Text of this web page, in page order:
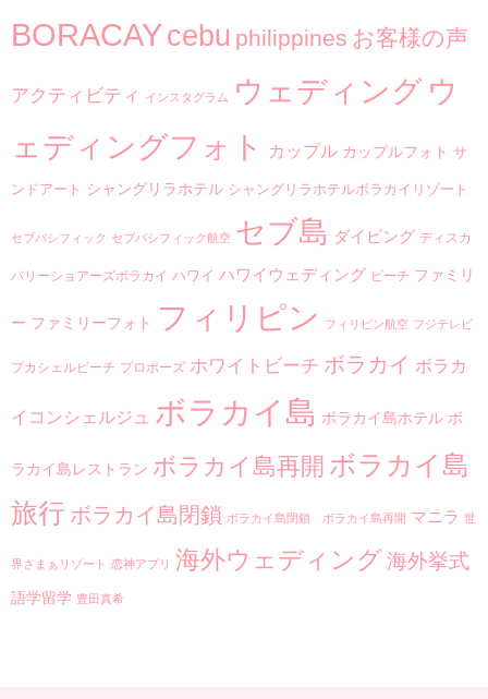
BORACAYcebu philippines お客様の声
アクティビティ インスタグラム ウェディング ウ
ェディングフォト
カップル カップルフォト サ
ンドアート シャングリラホテル シャングリラホテルボラカイリゾート
セブパシフィック セブパシフィック航空 セブ島 ダイビング ディスカ
バリーショアーズボラカイ ハワイ ハワイウェディング ビーチ ファミリ
ー ファミリーフォト フィリピン フィリピン航空 フジテレビ
プカシェルビーチ プロポーズ ホワイトビーチ ボラカイ ボラカ
イコンシェルジュ ボラカイ島 ボラカイ島ホテル ボ
ラカイ島レストラン ボラカイ島再開 ボラカイ島
旅行 ボラカイ島閉鎖 ボラカイ島閉鎖 ボラカイ島再開 マニラ 世
界さまぁリゾート 恋神アプリ 海外ウェディング 海外挙式
語学留学 豊田真希